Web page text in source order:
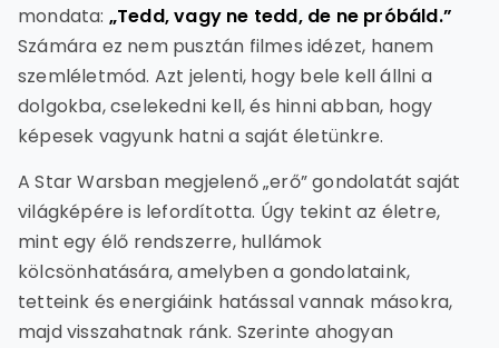
mondata: „Tedd, vagy ne tedd, de ne próbáld.”
Számára ez nem pusztán filmes idézet, hanem
szemléletmód. Azt jelenti, hogy bele kell állni a
dolgokba, cselekedni kell, és hinni abban, hogy
képesek vagyunk hatni a saját életünkre.
A Star Warsban megjelenő „erő” gondolatát saját
világképére is lefordította. Úgy tekint az életre,
mint egy élő rendszerre, hullámok
kölcsönhatására, amelyben a gondolataink,
tetteink és energiáink hatással vannak másokra,
majd visszahatnak ránk. Szerinte ahogyan